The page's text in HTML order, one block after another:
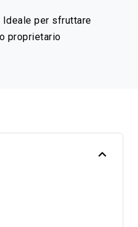
Ideale per sfruttare
proprietario